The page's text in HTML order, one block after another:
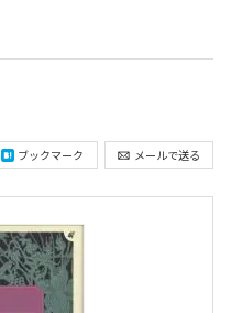
ブックマーク メールで送る